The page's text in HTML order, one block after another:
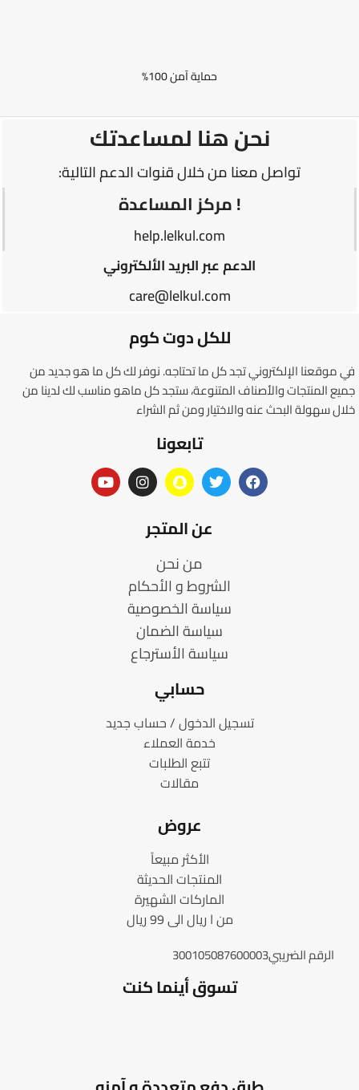
حماية آمن 100%
نحن هنا لمساعدتك
تواصل معنا من خلال قنوات الدعم التالية:
! مركز المساعدة
help.lelkul.com
الدعم عبر البريد الألكتروني
care@lelkul.com
للكل دوت كوم
في موقعنا الإلكتروني تجد كل ما تحتاجه. نوفر لك كل ما هو جديد من
جميع المنتجات والأصناف المتنوعة، ستجد كل ماهو مناسب لك لدينا من
خلال سهولة البحث عنه والاختيار ومن ثم الشراء
تابعونا
عن المتجر
من نحن
الشروط و الأحكام
سياسة الخصوصية
سياسة الضمان
سياسة الأسترجاع
حسابي
تسجيل الدخول / حساب جديد
خدمة العملاء
تتبع الطلبات
مقالات
عروض
الأكثر مبيعاً
المنتجات الحديثة
الماركات الشهيرة
من ا ريال الى 99 ريال
الرقم الضريبي300105087600003
تسوق أينما كنت